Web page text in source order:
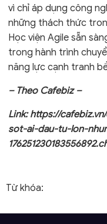
vì chỉ áp dụng công
những thách thức
Học viện Agile sẵn
trong hành trình
năng lực cạnh tranh
– Theo Cafebiz –
Link: https://
sot-ai-dau-tu-lon-
Từ khóa: